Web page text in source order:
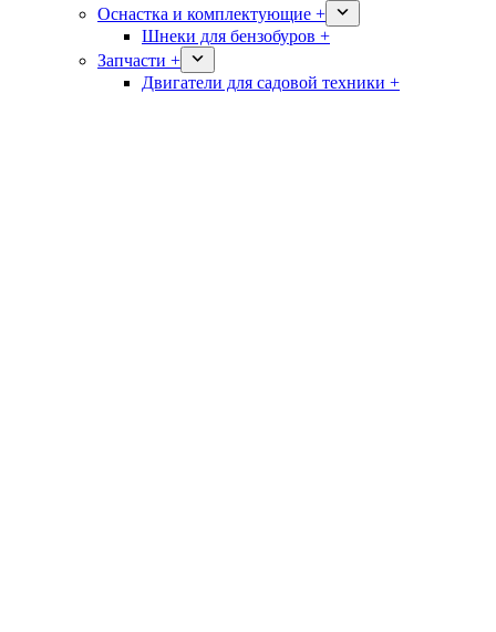
Оснастка и комплектующие +
Шнеки для бензобуров +
Запчасти +
Двигатели для садовой техники +